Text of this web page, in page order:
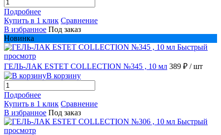
Подробнее
Купить в 1 клик Сравнение
В избранное Под заказ
Новинка
Быстрый
просмотр
ГЕЛЬ-ЛАК ESTET COLLECTION №345 , 10 мл 389 ₽ / шт
В корзину
Подробнее
Купить в 1 клик Сравнение
В избранное Под заказ
Быстрый
просмотр